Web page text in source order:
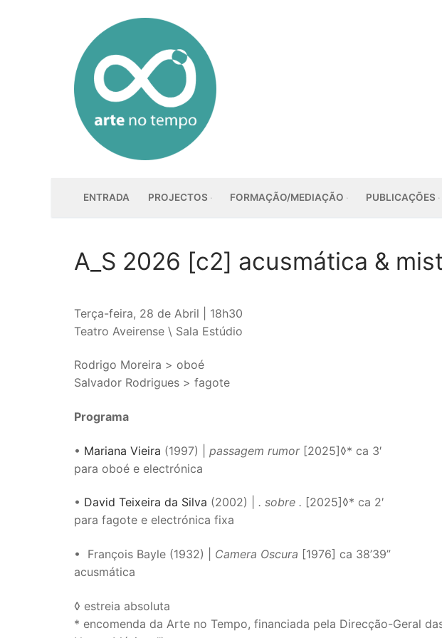
conteúdo
ENTRADA PROJECTOS FORMAÇÃO/MEDIAÇÃO PUBLICAÇÕES
A_S 2026 [c2] acusmática &
Terça-feira, 28 de Abril | 18h30
Teatro Aveirense \ Sala Estúdio
Rodrigo Moreira > oboé
Salvador Rodrigues > fagote
Programa
• Mariana Vieira (1997) | passagem rumor[2025]◊* ca 3′
para oboé e electrónica
• David Teixeira da Silva (2002) | . sobre . [2025]◊* ca 2′
para fagote e electrónica fixa
• François Bayle (1932) | Camera Oscura [1976] ca 38’39”
acusmática
◊ estreia absoluta
* encomenda da Arte no Tempo, financiada pela Direcção-Geral